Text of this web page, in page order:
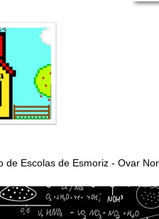
de Escolas de Esmoriz - Ovar